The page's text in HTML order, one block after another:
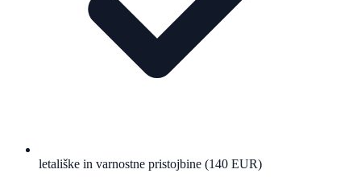
letališke in varnostne pristojbine (140 EUR)